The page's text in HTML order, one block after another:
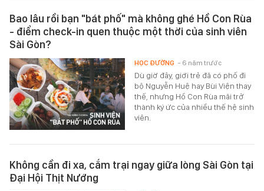
Bao lâu rồi bạn "bát phố" mà không ghé Hồ Con Rùa
- điểm check-in quen thuộc một thời của sinh viên
Sài Gòn?
Dù giờ đây, giới trẻ đã có phố đi
bộ Nguyễn Huệ hay Bùi Viện thay
thế, nhưng Hồ Con Rùa mãi trở
thành ký ức của nhiều thế hệ sinh
viên.
HỌC ĐƯỜNG - 6 năm trước
Không cần đi xa, cắm trại ngay giữa lòng Sài Gòn tại
Đại Hội Thịt Nướng